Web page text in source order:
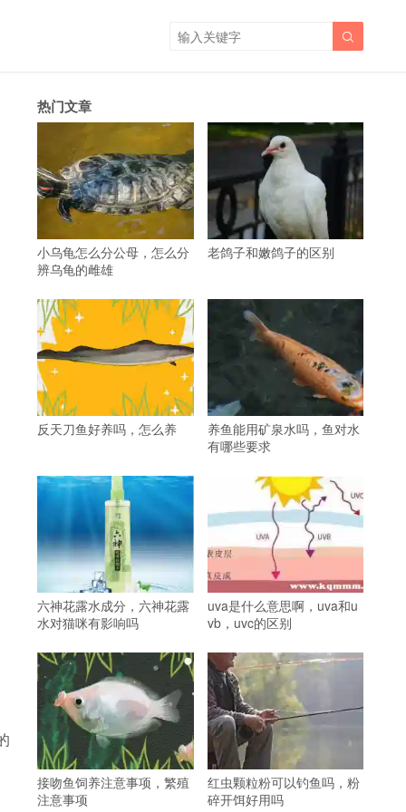

热门文章
小乌龟怎么分公母，怎么分
辨乌龟的雌雄
老鸽子和嫩鸽子的区别
反天刀鱼好养吗，怎么养
养鱼能用矿泉水吗，鱼对水
有哪些要求
六神花露水成分，六神花露
水对猫咪有影响吗
uva是什么意思啊，uva和u
vb，uvc的区别
接吻鱼饲养注意事项，繁殖
注意事项
红虫颗粒粉可以钓鱼吗，粉
碎开饵好用吗